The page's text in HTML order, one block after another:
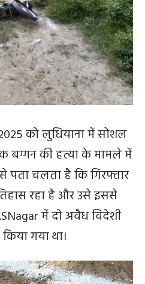
को लुधियाना में सोशल
बग्गन की हत्या के मामले में
पता चलता है कि गिरफ्तार
रहा है और उसे इससे
में दो अवैध विदेशी
गया था।